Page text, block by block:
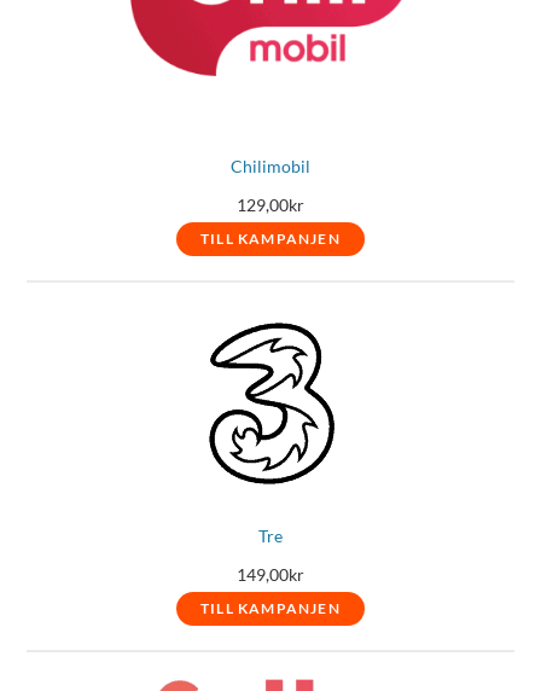
Chilimobil
129,00kr
TILL KAMPANJEN
Tre
149,00kr
TILL KAMPANJEN